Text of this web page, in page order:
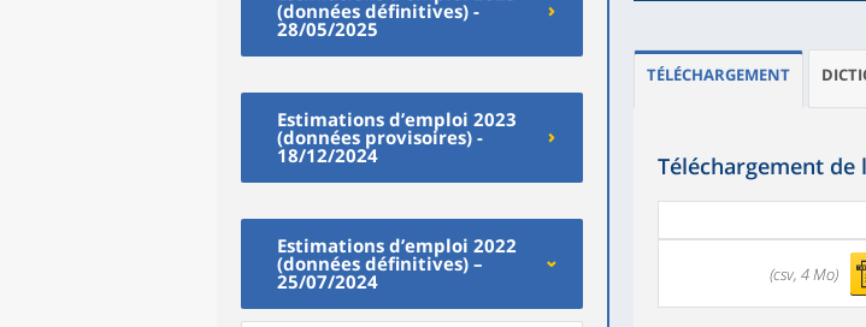
(données définitives) -
28/05/2025
Estimations d’emploi 2023
(données provisoires) -
18/12/2024
Estimations d’emploi 2022
(données définitives) –
25/07/2024
TÉLÉCHARGEMENT
Téléchargement
(csv, 4 Mo)